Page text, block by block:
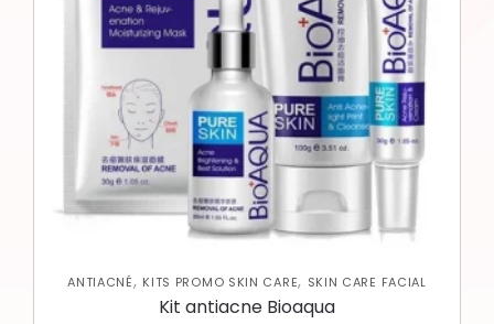
ANTIACNÉ, KITS PROMO SKIN CARE, SKIN CARE FACIAL
Kit antiacne Bioaqua